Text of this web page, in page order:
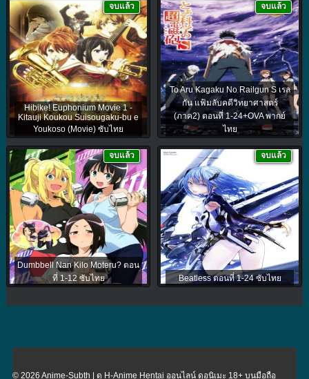
Hibike! Euphonium Movie 1 -
Kitauji Koukou Suisougaku-bu e
Youkoso (Movie) ซับไทย
จบแล้ว
To Aru Kagaku No Railgun S เรล
กัน แฟ้มลับคดีวิทยาศาสตร์
(ภาค2) ตอนที่ 1-24+OVA พากย์
ไทย
จบแล้ว
Dumbbell Nan Kilo Moteru? ตอน
ที่ 1-12 ซับไทย
จบแล้ว
Beatless ตอนที่ 1-24 ซับไทย
จบแล้ว
© 2026 Anime-Subth | ดู H-Anime Hentai ออนไลน์ ดูอนิเมะ 18+ บนมือถือ